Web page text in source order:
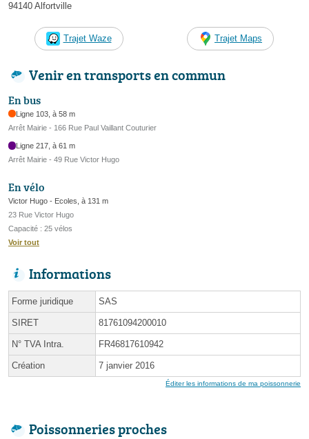
94140 Alfortville
Trajet Waze Trajet Maps
Venir en transports en commun
En bus
Ligne 103, à 58 m
Arrêt Mairie - 166 Rue Paul Vaillant Couturier
Ligne 217, à 61 m
Arrêt Mairie - 49 Rue Victor Hugo
En vélo
Victor Hugo - Ecoles, à 131 m
23 Rue Victor Hugo
Capacité : 25 vélos
Voir tout
Informations
Forme juridique SAS
SIRET 81761094200010
N° TVA Intra. FR46817610942
Création 7 janvier 2016
Éditer les informations de ma poissonnerie
Poissonneries proches